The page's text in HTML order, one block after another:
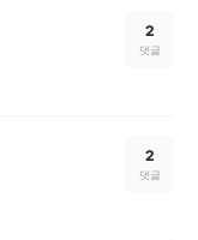
2
댓글
2
댓글